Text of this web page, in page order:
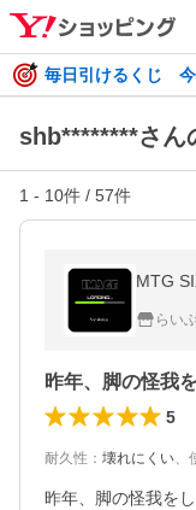
毎日引けるくじ
shb********さん
1 - 10件 / 57件
MTG
らい
5
耐久性 ： 壊れにくい、
昨年、脚の怪我を